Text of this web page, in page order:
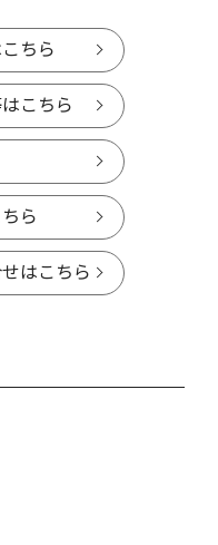
ちら
こちら
ら
はこちら